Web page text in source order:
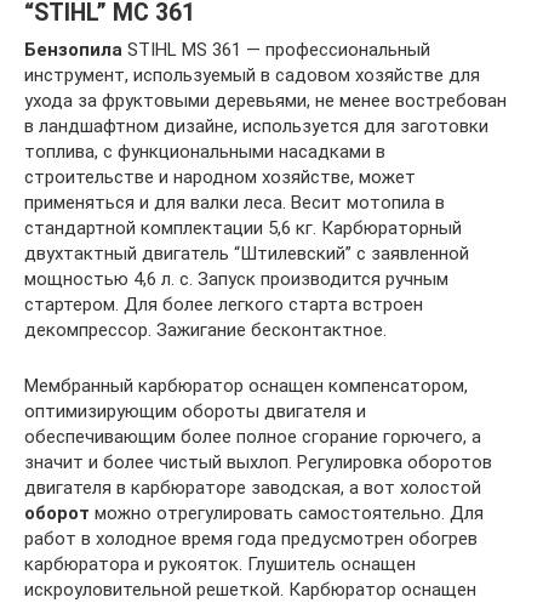
“STIHL” МС 361
Бензопила STIHL MS 361 — профессиональный
инструмент, используемый в садовом хозяйстве для
ухода за фруктовыми деревьями, не менее востребован
в ландшафтном дизайне, используется для заготовки
топлива, с функциональными насадками в
строительстве и народном хозяйстве, может
применяться и для валки леса. Весит мотопила в
стандартной комплектации 5,6 кг. Карбюраторный
двухтактный двигатель “Штилевский” с заявленной
мощностью 4,6 л. с. Запуск производится ручным
стартером. Для более легкого старта встроен
декомпрессор. Зажигание бесконтактное.
Мембранный карбюратор оснащен компенсатором,
оптимизирующим обороты двигателя и
обеспечивающим более полное сгорание горючего, а
значит и более чистый выхлоп. Регулировка оборотов
двигателя в карбюраторе заводская, а вот холостой
оборот можно отрегулировать самостоятельно. Для
работ в холодное время года предусмотрен обогрев
карбюратора и рукояток. Глушитель оснащен
искроуловительной решеткой. Карбюратор оснащен